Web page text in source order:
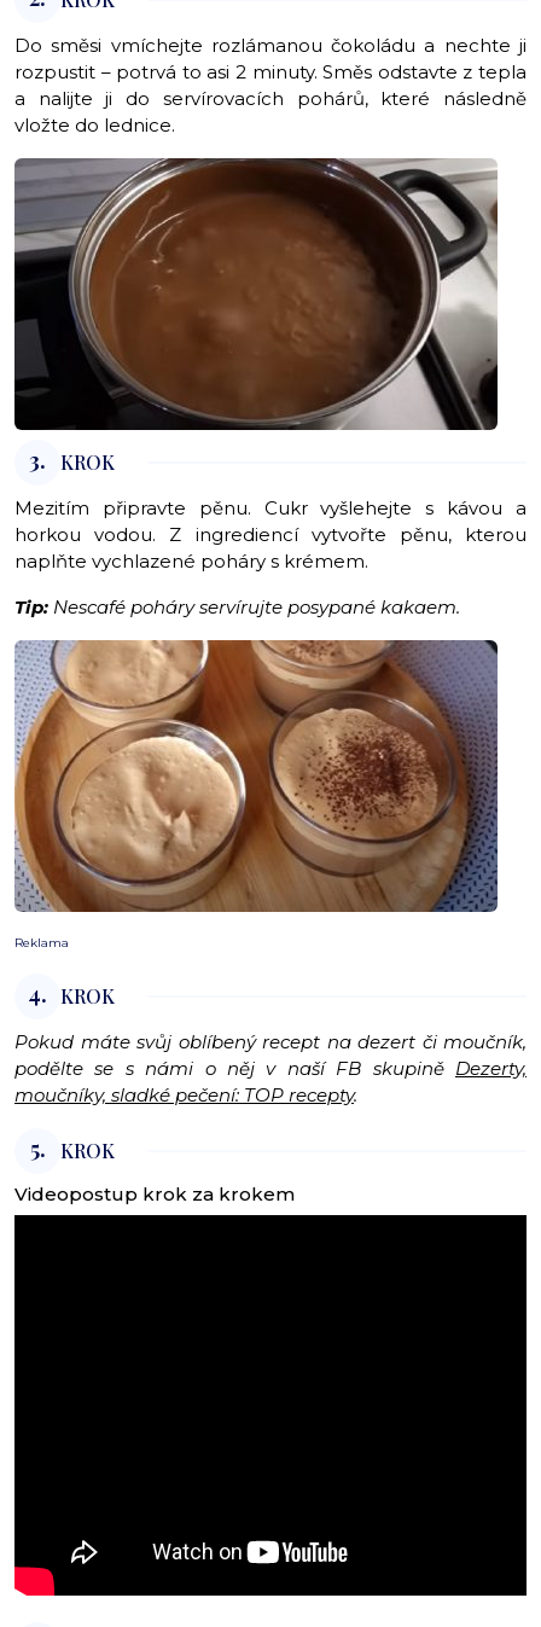
Do směsi vmíchejte rozlámanou čokoládu a nechte ji
rozpustit – potrvá to asi 2 minuty. Směs odstavte z tepla
a nalijte ji do servírovacích pohárů, které následně
vložte do lednice.
3. KROK
Mezitím připravte pěnu. Cukr vyšlehejte s kávou a
horkou vodou. Z ingrediencí vytvořte pěnu, kterou
naplňte vychlazené poháry s krémem.
Tip: Nescafé poháry servírujte posypané kakaem.
Reklama
4. KROK
Pokud máte svůj oblíbený recept na dezert či moučník,
podělte se s námi o něj v naší FB skupině Dezerty,
moučníky, sladké pečení: TOP recepty.
5. KROK
Videopostup krok za krokem